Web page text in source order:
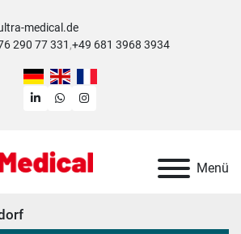
medical.de
290 77 331 +49 681 3968 3934
linkedinwhatsappinstagram
Menü